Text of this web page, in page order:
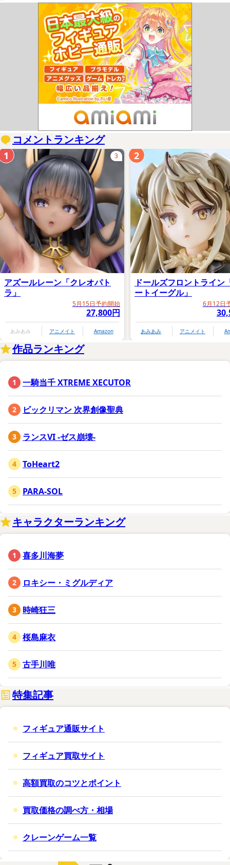
コメントランキング
アズールレーン「クレオパト
ラ」
5月15日予約開始
27,800円
あみあみ アニメイト Amazon
3
1
ドールズフロントライン
ートイーグル」
6月12日
あみあみ アニメイト
2
作品ランキング
一騎当千 XTREME XECUTOR
ビックリマン 次界創像聖典
ランスVI -ゼス崩壊-
ToHeart2
PARA-SOL
キャラクターランキング
喜多川海夢
ロキシー・ミグルディア
時崎狂三
桜島麻衣
古手川唯
特集記事
フィギュア通販サイト
フィギュア買取サイト
高額買取のコツとポイント
買取価格の調べ方・相場
クレーンゲーム一覧